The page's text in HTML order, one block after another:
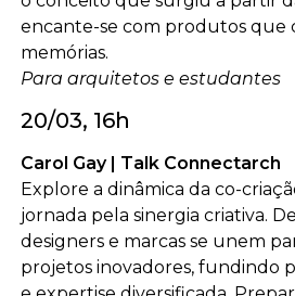
encante-se com produtos que
memórias.
Para arquitetos e estudantes
20/03, 16h
Carol Gay | Talk Connectarch
Explore a dinâmica da co-
jornada pela sinergia criativa.
designers e marcas se unem
projetos inovadores, fundindo